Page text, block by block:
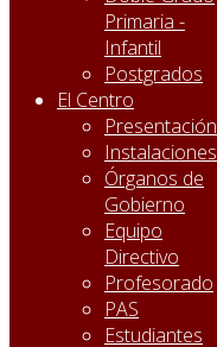
Primaria -
Infantil
Postgrados
El Centro
Presentación
Instalaciones
Órganos de
Gobierno
Equipo
Directivo
Profesorado
PAS
Estudiantes